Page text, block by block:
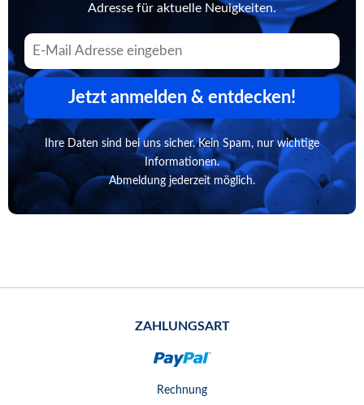
Adresse für aktuelle Neuigkeiten.
Jetzt anmelden & entdecken!
Ihre Daten sind bei uns sicher. Kein Spam, nur wichtige
Informationen.
Abmeldung jederzeit möglich.
ZAHLUNGSART
Rechnung